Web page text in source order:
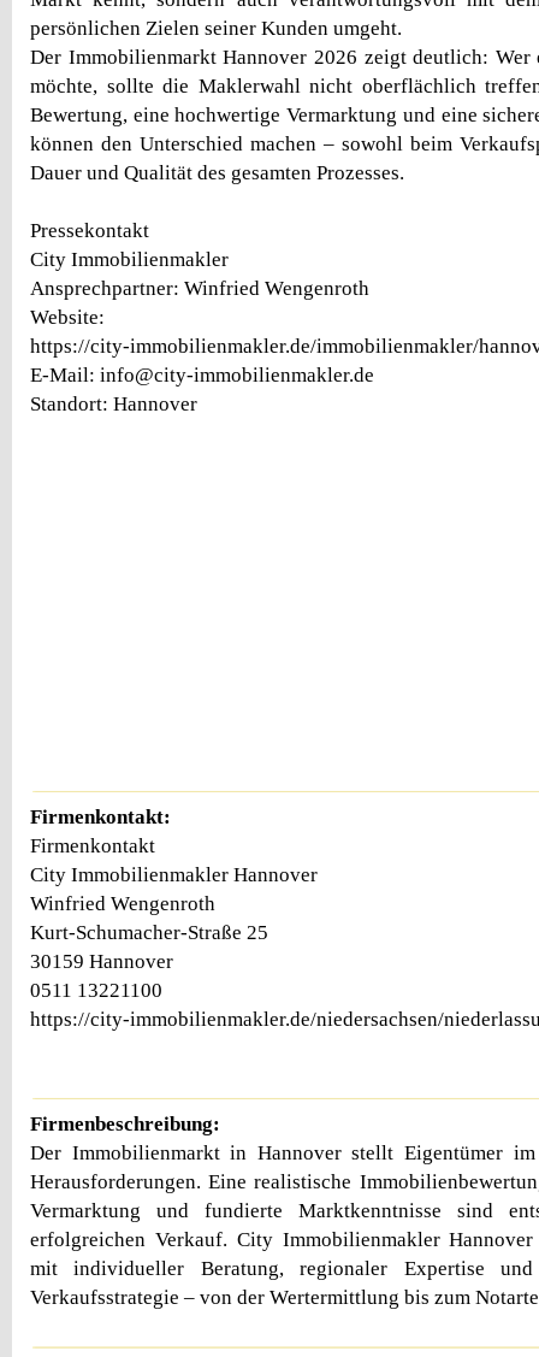
persönlichen Zielen seiner Kunden umgeht.
Der Immobilienmarkt Hannover 2026 zeigt deutlich:
möchte, sollte die Maklerwahl nicht oberflächlich
Bewertung, eine hochwertige Vermarktung und eine
können den Unterschied machen – sowohl beim
Dauer und Qualität des gesamten Prozesses.
Pressekontakt
City Immobilienmakler
Ansprechpartner: Winfried Wengenroth
Website:
https://city-immobilienmakler.de/immobilienmakler/
E-Mail: info@city-immobilienmakler.de
Standort: Hannover
Firmenkontakt:
Firmenkontakt
City Immobilienmakler Hannover
Winfried Wengenroth
Kurt-Schumacher-Straße 25
30159 Hannover
0511 13221100
https://city-immobilienmakler.de/niedersachsen/
Firmenbeschreibung:
Der Immobilienmarkt in Hannover stellt Eigentümer
Herausforderungen. Eine realistische
Vermarktung und fundierte Marktkenntnisse sind
erfolgreichen Verkauf. City Immobilienmakler
mit individueller Beratung, regionaler Expertise und
Verkaufsstrategie – von der Wertermittlung bis zum